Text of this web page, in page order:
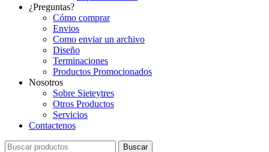
¿Preguntas?
Cómo comprar
Envios
Como enviar un archivo
Diseño
Terminaciones
Productos Promocionados
Nosotros
Sobre Sieteytres
Otros Productos
Servicios
Contactenos
Buscar